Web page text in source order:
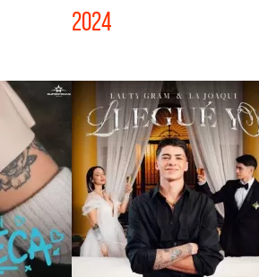
2024